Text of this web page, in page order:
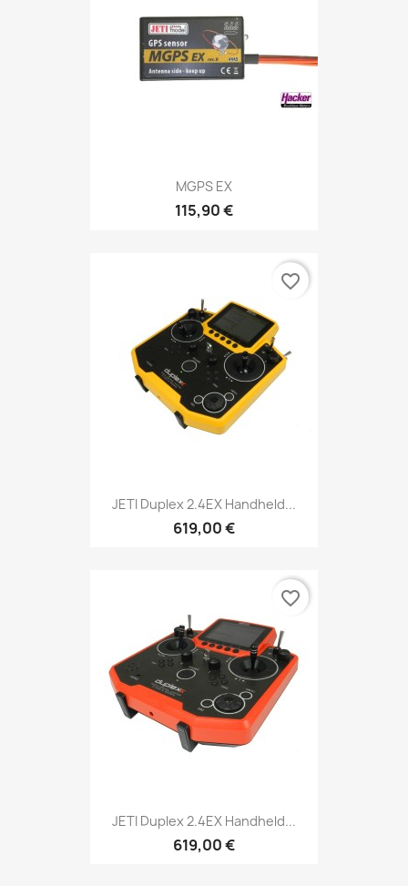
MGPS EX
115,90 €
JETI Duplex 2.4EX Handheld...
619,00 €
favorite_border
JETI Duplex 2.4EX Handheld...
619,00 €
favorite_border